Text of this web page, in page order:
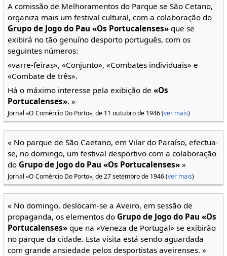
A comissão de Melhoramentos do Parque se São Cetano,
organiza mais um festival cultural, com a colaboração do
Grupo de Jogo do Pau «Os Portucalenses» que se
exibirá no tão genuíno desporto português, com os
seguintes números:
«varre-feiras», «Conjunto», «Combates individuais» e
«Combate de três».
Há o máximo interesse pela exibição de«Os
Portucalenses». »
Jornal «O Comércio Do Porto», de 11 outubro de 1946 (ver mais)
« No parque de São Caetano, em Vilar do Paraíso, efectua-
se, no domingo, um festival desportivo com a colaboração
doGrupo de Jogo do Pau «Os Portucalenses» »
Jornal «O Comércio Do Porto», de 27 setembro de 1946 (ver mais)
« No domingo, deslocam-se a Aveiro, em sessão de
propaganda, os elementos doGrupo de Jogo do Pau «Os
Portucalenses» que na «Veneza de Portugal» se exibirão
no parque da cidade. Esta visita está sendo aguardada
com grande ansiedade pelos desportistas aveirenses. »